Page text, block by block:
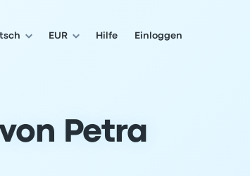
EUR Hilfe Einloggen
Petra